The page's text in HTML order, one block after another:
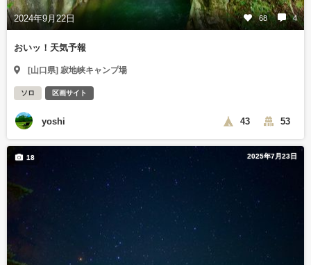
2024年9月22日 68 4
おいッ！天気予報
[山口県] 寂地峡キャンプ場
ソロ 区画サイト
yoshi 43 53
2025年7月23日
18